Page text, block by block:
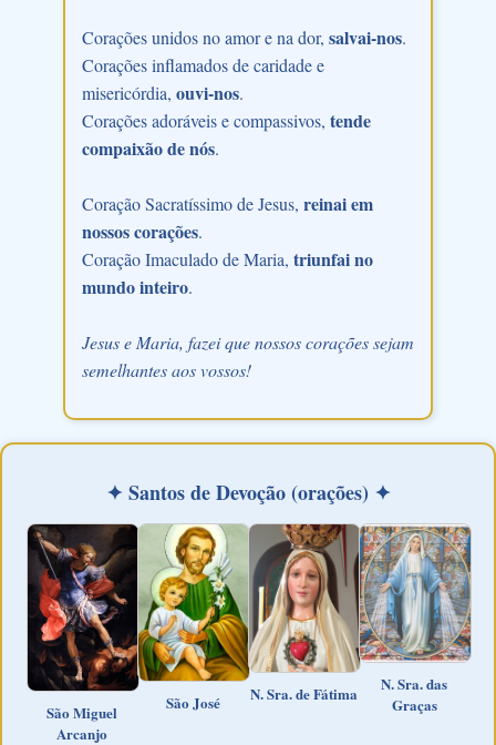
Corações unidos no amor e na dor, salvai-nos.
Corações inflamados de caridade e
misericórdia, ouvi-nos.
Corações adoráveis e compassivos, tende
compaixão de nós.
Coração Sacratíssimo de Jesus, reinai em
nossos corações.
Coração Imaculado de Maria, triunfai no
mundo inteiro.
Jesus e Maria, fazei que nossos corações sejam
semelhantes aos vossos!
✦ Santos de Devoção (orações) ✦
São Miguel
Arcanjo
São José N. Sra. de Fátima
N. Sra. das
Graças